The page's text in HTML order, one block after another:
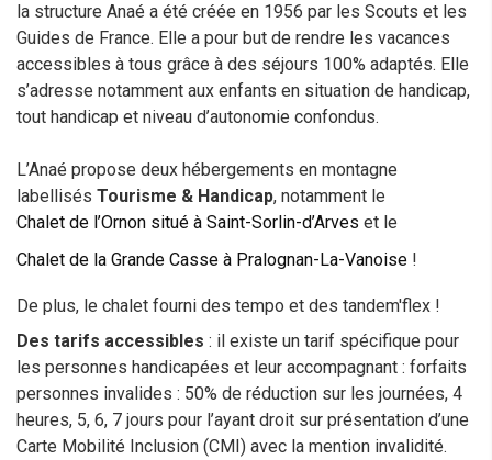
la structure Anaé a été créée en 1956 par les Scouts et les
Guides de France. Elle a pour but de rendre les vacances
accessibles à tous grâce à des séjours 100% adaptés. Elle
s’adresse notamment aux enfants en situation de handicap,
tout handicap et niveau d’autonomie confondus.
L’Anaé propose deux hébergements en montagne
labellisés Tourisme & Handicap, notamment le
Chalet de l’Ornon situé à Saint-Sorlin-d’Arves et le
Chalet de la Grande Casse à Pralognan-La-Vanoise !
De plus, le chalet fourni des tempo et des tandem'flex !
Des tarifs accessibles : il existe un tarif spécifique pour
les personnes handicapées et leur accompagnant : forfaits
personnes invalides : 50% de réduction sur les journées, 4
heures, 5, 6, 7 jours pour l’ayant droit sur présentation d’une
Carte Mobilité Inclusion (CMI) avec la mention invalidité.